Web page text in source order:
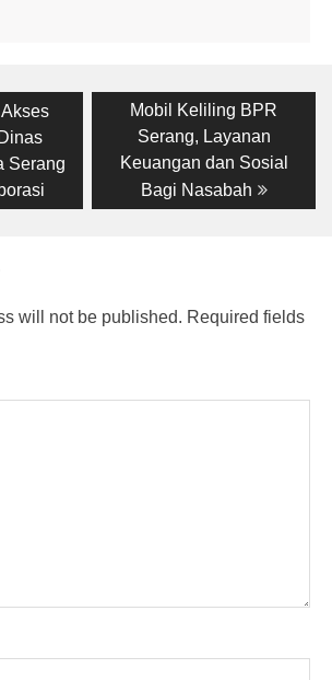
Serang
Next
post:
Mobil Keliling BPR
Serang, Layanan
Keuangan dan Sosial
Bagi Nasabah
will not be published. Required fields